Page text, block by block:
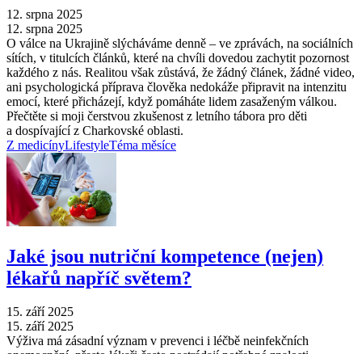
12. srpna 2025
12. srpna 2025
O válce na Ukrajině slýcháváme denně –⁠ ve zprávách, na sociálních
sítích, v titulcích článků, které na chvíli dovedou zachytit pozornost
každého z nás. Realitou však zůstává, že žádný článek, žádné video,
ani psychologická příprava člověka nedokáže připravit na intenzitu
emocí, které přicházejí, když pomáháte lidem zasaženým válkou.
Přečtěte si moji čerstvou zkušenost z letního tábora pro děti
a dospívající z Charkovské oblasti.
Z medicínyLifestyleTéma měsíce
Jaké jsou nutriční kompetence (nejen)
lékařů napříč světem?
15. září 2025
15. září 2025
Výživa má zásadní význam v prevenci i léčbě neinfekčních